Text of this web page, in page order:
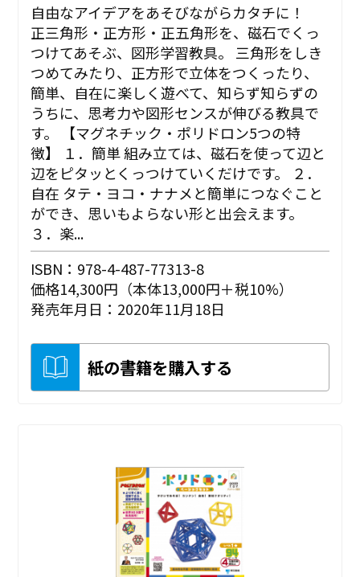
自由なアイデアをあそびながらカタチに！
正三角形・正方形・正五角形を、磁石でくっ
つけてあそぶ、図形学習教具。 三角形をしき
つめてみたり、正方形で立体をつくったり、
簡単、自在に楽しく遊べて、知らず知らずの
うちに、思考力や図形センスが伸びる教具で
す。 【マグネチック・ポリドロン5つの特
徴】 １．簡単 組み立ては、磁石を使って辺と
辺をピタッとくっつけていくだけです。 ２．
自在 タテ・ヨコ・ナナメと簡単につなぐこと
ができ、思いもよらない形と出会えます。
３．楽...
ISBN：978-4-487-77313-8
価格14,300円（本体13,000円＋税10%）
発売年月日：2020年11月18日
紙の書籍を購入する